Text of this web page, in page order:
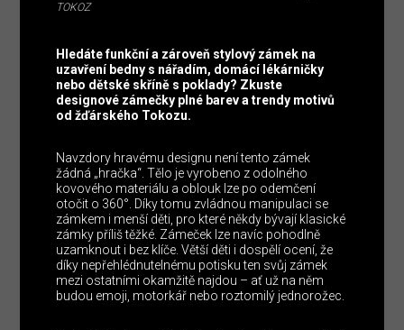
TOKOZ
Hledáte funkční a zároveň stylový zámek na
uzavření bedny s nářadím, domácí lékárničky
nebo dětské skříně s poklady? Zkuste
designové zámečky plné barev a trendy motivů
od žďárského Tokozu.
Navzdory hravému designu není tento zámek
žádná „hračka“. Tělo je vyrobeno z odolného
kovového materiálu a oblouk lze po odemčení
otočit o 360°. Díky tomu zvládnou manipulaci se
zámkem i menší děti, pro které někdy bývají klasické
zámky příliš těžké. Zámeček lze navíc pohodlně
uzamknout i bez klíče. Větší děti i dospělí ocení, že
díky nepřehlédnutelnému potisku ten svůj zámek
mezi ostatními okamžitě najdou – ať už na něm
budou emoji, motorkář nebo roztomilý jednorožec.